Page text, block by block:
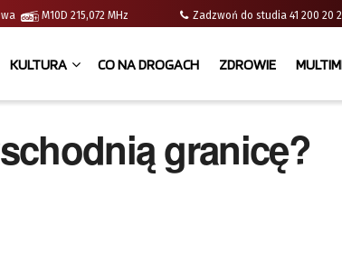
M10D 215,072 MHz Zadzwoń do studia 41 200
KULTURA CO NA DROGACH ZDROWIE
granicę?